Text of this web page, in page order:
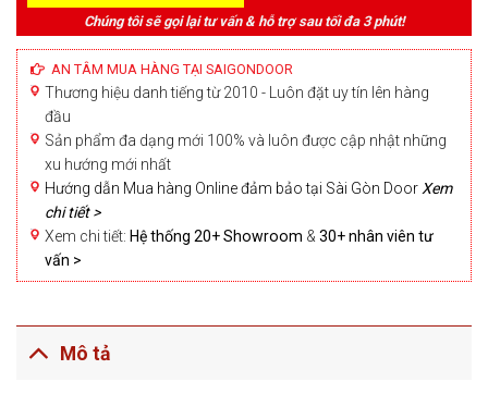
Chúng tôi sẽ gọi lại tư vấn & hỗ trợ sau tối đa 3 phút!
AN TÂM MUA HÀNG TẠI SAIGONDOOR
Thương hiệu danh tiếng từ 2010 - Luôn đặt uy tín lên hàng
đầu
Sản phẩm đa dạng mới 100% và luôn được cập nhật những
xu hướng mới nhất
Hướng dẫn Mua hàng Online đảm bảo tại Sài Gòn Door Xem
chi tiết >
Xem chi tiết: Hệ thống 20+ Showroom & 30+ nhân viên tư
vấn >
Mô tả